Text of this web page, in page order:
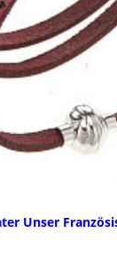
Unser